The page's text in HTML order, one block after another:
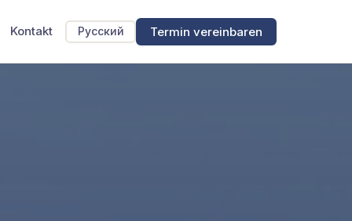
Kontakt Русский Termin vereinbaren